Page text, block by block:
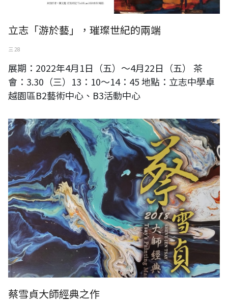
立志「游於藝」，璀璨世紀的兩端
三 28
展期：2022年4月1日（五）～4月22日（五） 茶
會：3.30（三）13：10～14：45 地點：立志中學卓
越園區B2藝術中心、B3活動中心
蔡雪貞大師經典之作